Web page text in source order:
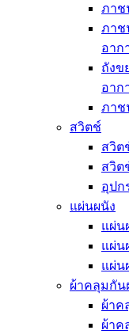
ภาช
ภาช
อาก
ถังข
อาก
ภาช
สวิตช์
สวิต
สวิต
อุปก
แผ่นผนัง
แผ่น
แผ่น
แผ่น
ผ้าคลุมกัน
ผ้าค
ผ้าค